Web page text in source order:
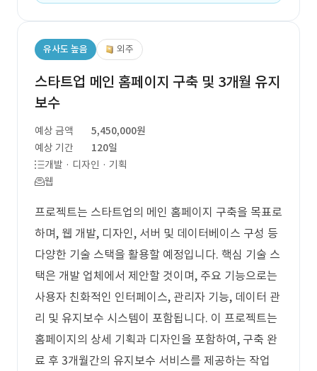
유사도 높음 외주
스타트업 메인 홈페이지 구축 및 3개월 유지
보수
예상 금액
5,450,000원
예상 기간
120일
개발 · 디자인 · 기획
웹
프로젝트는 스타트업의 메인 홈페이지 구축을 목표로
하며, 웹 개발, 디자인, 서버 및 데이터베이스 구성 등
다양한 기술 스택을 활용할 예정입니다. 핵심 기술 스
택은 개발 업체에서 제안할 것이며, 주요 기능으로는
사용자 친화적인 인터페이스, 관리자 기능, 데이터 관
리 및 유지보수 시스템이 포함됩니다. 이 프로젝트는
홈페이지의 상세 기획과 디자인을 포함하여, 구축 완
료 후 3개월간의 유지보수 서비스를 제공하는 작업